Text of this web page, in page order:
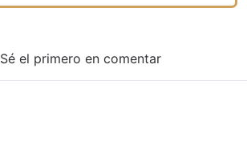
Sé el primero en comentar